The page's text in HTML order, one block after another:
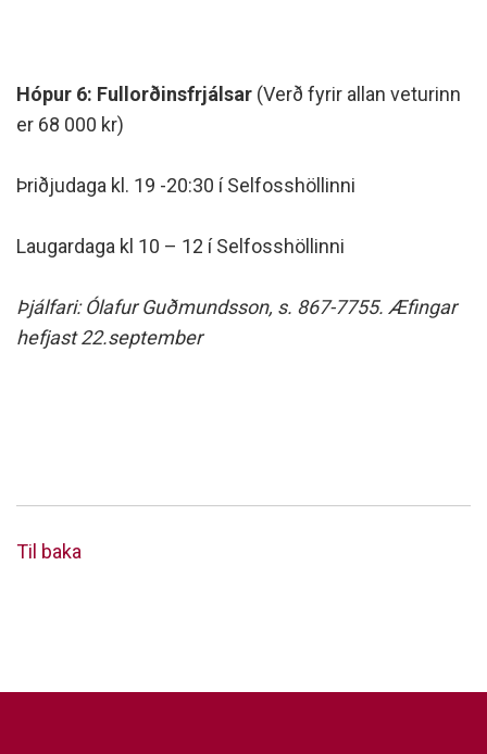
Hópur 6: Fullorðinsfrjálsar (Verð fyrir allan veturinn
er 68 000 kr)
Þriðjudaga kl. 19 -20:30 í Selfosshöllinni
Laugardaga kl 10 – 12 í Selfosshöllinni
Þjálfari: Ólafur Guðmundsson, s. 867-7755. Æfingar
hefjast 22.september
Til baka